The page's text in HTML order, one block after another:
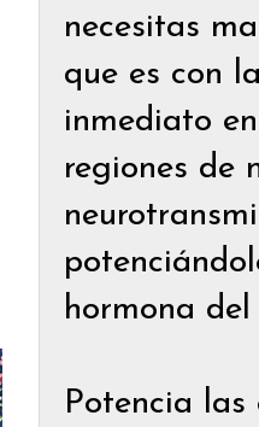
necesitas
que es con
inmediato
regiones de
hormona
Potencia las